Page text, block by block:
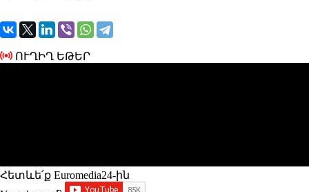
ՈՒՂԻՂ ԵԹԵՐ
Հետևե՛ք Euromedia24-ին